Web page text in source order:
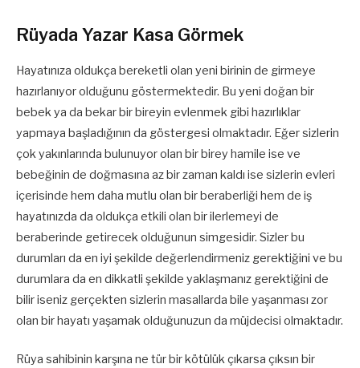
Rüyada Yazar Kasa Görmek
Hayatınıza oldukça bereketli olan yeni birinin de girmeye
hazırlanıyor olduğunu göstermektedir. Bu yeni doğan bir
bebek ya da bekar bir bireyin evlenmek gibi hazırlıklar
yapmaya başladığının da göstergesi olmaktadır. Eğer sizlerin
çok yakınlarında bulunuyor olan bir birey hamile ise ve
bebeğinin de doğmasına az bir zaman kaldı ise sizlerin evleri
içerisinde hem daha mutlu olan bir beraberliği hem de iş
hayatınızda da oldukça etkili olan bir ilerlemeyi de
beraberinde getirecek olduğunun simgesidir. Sizler bu
durumları da en iyi şekilde değerlendirmeniz gerektiğini ve bu
durumlara da en dikkatli şekilde yaklaşmanız gerektiğini de
bilir iseniz gerçekten sizlerin masallarda bile yaşanması zor
olan bir hayatı yaşamak olduğunuzun da müjdecisi olmaktadır.
Rüya sahibinin karşına ne tür bir kötülük çıkarsa çıksın bir